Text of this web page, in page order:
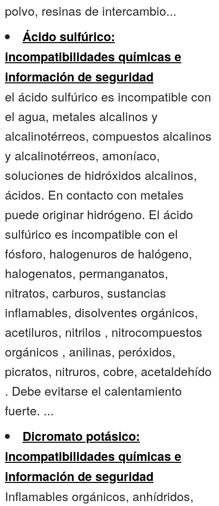
polvo, resinas de intercambio...
Ácido sulfúrico:
incompatibilidades químicas e
información de seguridad
el ácido sulfúrico es incompatible con
el agua, metales alcalinos y
alcalinotérreos, compuestos alcalinos
y alcalinotérreos, amoníaco,
soluciones de hidróxidos alcalinos,
ácidos. En contacto con metales
puede originar hidrógeno. El ácido
sulfúrico es incompatible con el
fósforo, halogenuros de halógeno,
halogenatos, permanganatos,
nitratos, carburos, sustancias
inflamables, disolventes orgánicos,
acetiluros, nitrilos , nitrocompuestos
orgánicos , anilinas, peróxidos,
picratos, nitruros, cobre, acetaldehído
. Debe evitarse el calentamiento
fuerte. ...
Dicromato potásico:
incompatibilidades químicas e
información de seguridad
Inflamables orgánicos, anhídridos,